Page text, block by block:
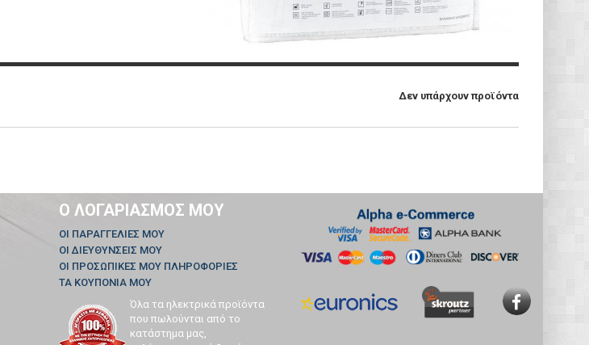
Δεν υπάρχουν προϊόντα
Ο ΛΟΓΑΡΙΑΣΜΌΣ ΜΟΥ
ΟΙ ΠΑΡΑΓΓΕΛΊΕΣ ΜΟΥ
ΟΙ ΔΙΕΥΘΎΝΣΕΙΣ ΜΟΥ
ΟΙ ΠΡΟΣΩΠΙΚΈΣ ΜΟΥ ΠΛΗΡΟΦΟΡΊΕΣ
ΤΑ ΚΟΥΠΌΝΙΑ ΜΟΥ
Όλα τα ηλεκτρικά προϊόντα
που πωλούνται από το
κατάστημα μας,